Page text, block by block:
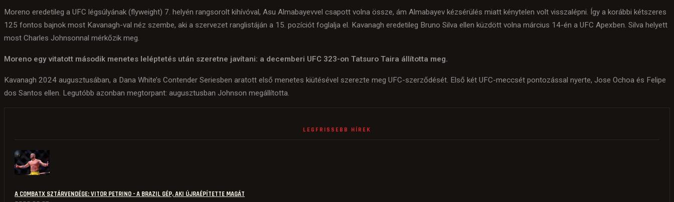
Moreno eredetileg a UFC légsúlyának (flyweight) 7. helyén rangsorolt kihívóval, Asu Almabayevvel csapott volna össze, ám Almabayev kézsérülés miatt kénytelen volt visszalépni. Így a korábbi kétszeres
125 fontos bajnok most Kavanagh-val néz szembe, aki a szervezet ranglistáján a 15. pozíciót foglalja el. Kavanagh eredetileg Bruno Silva ellen küzdött volna március 14-én a UFC Apexben. Silva helyett
most Charles Johnsonnal mérkőzik meg.
Moreno egy vitatott második menetes leléptetés után szeretne javítani: a decemberi UFC 323-on Tatsuro Taira állította meg.
Kavanagh 2024 augusztusában, a Dana White’s Contender Seriesben aratott első menetes kiütésével szerezte meg UFC-szerződését. Első két UFC-meccsét pontozással nyerte, Jose Ochoa és Felipe
dos Santos ellen. Legutóbb azonban megtorpant: augusztusban Johnson megállította.
LEGFRISSEBB HÍREK
A COMBATX SZTÁRVENDÉGE: VITOR PETRINO - A BRAZIL GÉP, AKI ÚJRAÉPÍTETTE MAGÁT